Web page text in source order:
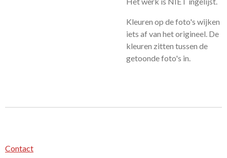
Kleuren op de foto's wijken
iets af van het origineel. De
kleuren zitten tussen de
getoonde foto's in.
Contact